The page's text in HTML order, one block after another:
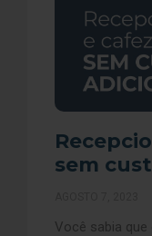
sem
Você sabia